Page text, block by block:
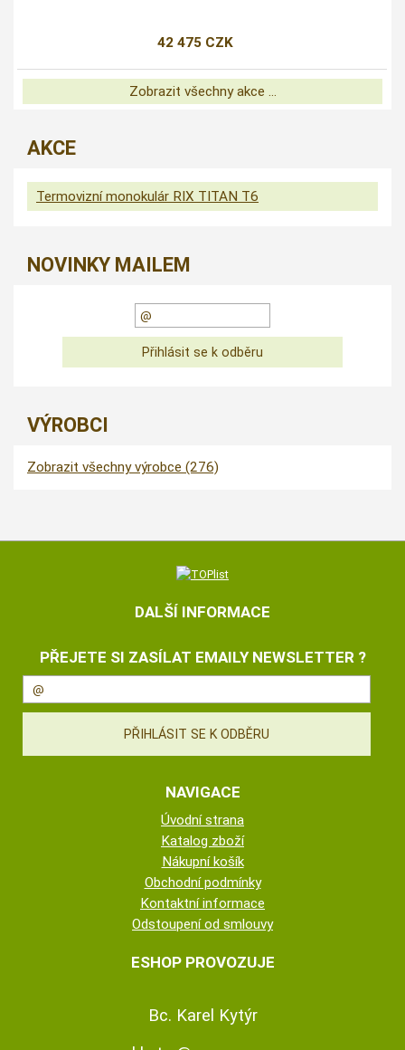
42 475 CZK
Zobrazit všechny akce ...
AKCE
Termovizní monokulár RIX TITAN T6
NOVINKY MAILEM
VÝROBCI
Zobrazit všechny výrobce (276)
DALŠÍ INFORMACE
PŘEJETE SI ZASÍLAT EMAILY NEWSLETTER ?
NAVIGACE
Úvodní strana
Katalog zboží
Nákupní košík
Obchodní podmínky
Kontaktní informace
Odstoupení od smlouvy
ESHOP PROVOZUJE
Bc. Karel Kytýr